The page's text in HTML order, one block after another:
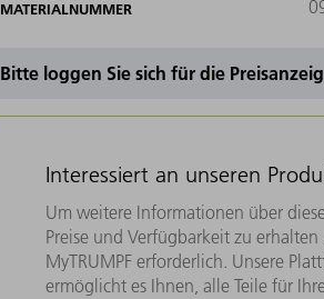
MATERIALNUMMER
Bitte loggen Sie sich für die
Interessiert an unseren
Um weitere Informationen über
Preise und Verfügbarkeit zu
MyTRUMPF erforderlich. Unsere
ermöglicht es Ihnen, alle Teile für